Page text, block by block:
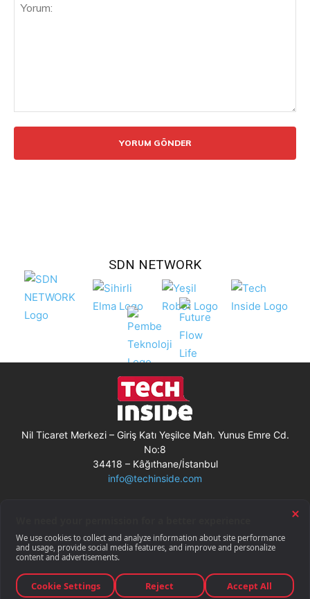
SDN NETWORK
Nil Ticaret Merkezi – Giriş Katı Yeşilce Mah. Yunus Emre Cd.
No:8
34418 – Kâğıthane/İstanbul
info@techinside.com
Gizlilik Bildirimi
RSS
© Techinside.com, İnternet Medyası